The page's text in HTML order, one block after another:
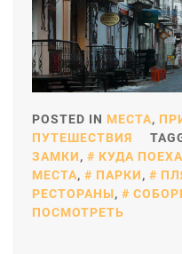
POSTED IN МЕСТА,
ПУТЕШЕСТВИЯ
ЗАМКИ, КУДА
МЕСТА, ПАРКИ,
РЕСТОРАНЫ,
ПОСМОТРЕТЬ